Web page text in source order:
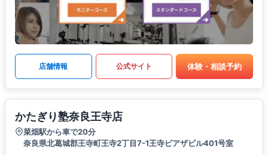
店舗情報 公式サイト 体験・相談予約
かたぎり塾奈良王寺店
菜畑駅から車で20分
奈良県北葛城郡王寺町王寺2丁目7-1王寺ピアザビル401号室